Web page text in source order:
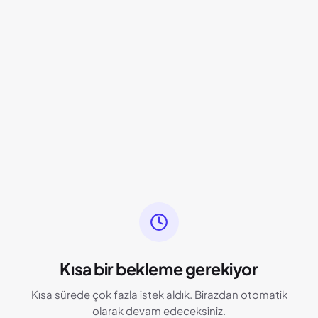
Kısa bir bekleme gerekiyor
Kısa sürede çok fazla istek aldık. Birazdan otomatik
olarak devam edeceksiniz.